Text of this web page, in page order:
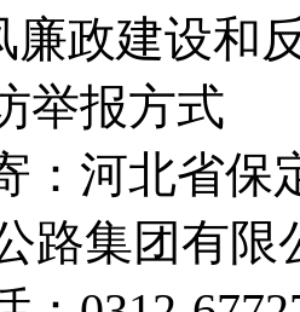
廉政建设和
举报方式
：河北省保
路集团有限